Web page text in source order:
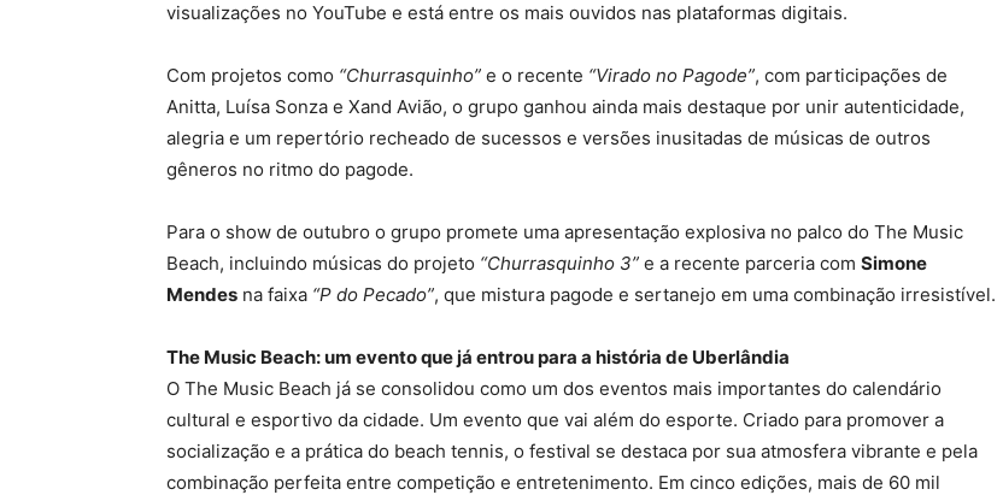
visualizações no YouTube e está entre os mais ouvidos nas plataformas digitais.
Com projetos como “Churrasquinho” e o recente “Virado no Pagode”, com participações de
Anitta, Luísa Sonza e Xand Avião, o grupo ganhou ainda mais destaque por unir autenticidade,
alegria e um repertório recheado de sucessos e versões inusitadas de músicas de outros
gêneros no ritmo do pagode.
Para o show de outubro o grupo promete uma apresentação explosiva no palco do The Music
Beach, incluindo músicas do projeto “Churrasquinho 3” e a recente parceria com Simone
Mendes na faixa “P do Pecado”, que mistura pagode e sertanejo em uma combinação irresistível.
The Music Beach: um evento que já entrou para a história de Uberlândia
O The Music Beach já se consolidou como um dos eventos mais importantes do calendário
cultural e esportivo da cidade. Um evento que vai além do esporte. Criado para promover a
socialização e a prática do beach tennis, o festival se destaca por sua atmosfera vibrante e pela
combinação perfeita entre competição e entretenimento. Em cinco edições, mais de 60 mil